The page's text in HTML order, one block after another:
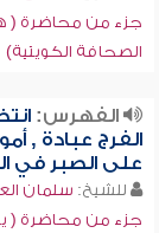
جزء من محاضرة
الصحافة الكويتية)
الفهرس:
الفرج عبادة ,
على الصبر في
للشيخ: سلمان
جزء من محاضرة (